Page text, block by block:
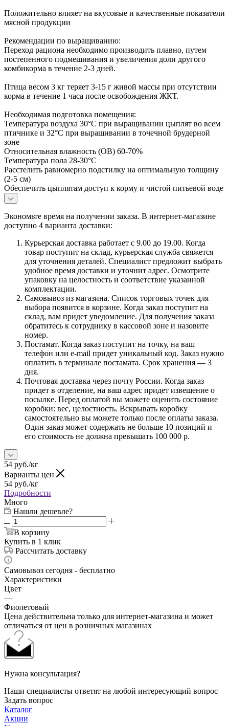
Положительно влияет на вкусовые и качественные показатели
мясной продукции
Рекомендации по выращиванию:
Переход рациона необходимо производить плавно, путем
постепенного подмешивания и увеличения доли другого
комбикорма в течение 2-3 дней.
Птица весом 3 кг теряет 3-15 г живой массы при отсутствии
корма в течение 1 часа после освобождения ЖКТ.
Необходимая подготовка помещения:
Температура воздуха 30°С при выращивании цыплят во всем
птичнике и 32°С при выращивании в точечной брудерной
зоне
Относительная влажность (ОВ) 60-70%
Температура пола 28-30°С
Расстелить равномерно подстилку на оптимальную толщину
(2-5 см)
Обеспечить цыплятам доступ к корму и чистой питьевой воде
Экономьте время на получении заказа. В интернет-магазине
доступно 4 варианта доставки:
Курьерская доставка работает с 9.00 до 19.00. Когда
товар поступит на склад, курьерская служба свяжется
для уточнения деталей. Специалист предложит выбрать
удобное время доставки и уточнит адрес. Осмотрите
упаковку на целостность и соответствие указанной
комплектации.
Самовывоз из магазина. Список торговых точек для
выбора появится в корзине. Когда заказ поступит на
склад, вам придет уведомление. Для получения заказа
обратитесь к сотруднику в кассовой зоне и назовите
номер.
Постамат. Когда заказ поступит на точку, на ваш
телефон или e-mail придет уникальный код. Заказ нужно
оплатить в терминале постамата. Срок хранения — 3
дня.
Почтовая доставка через почту России. Когда заказ
придет в отделение, на ваш адрес придет извещение о
посылке. Перед оплатой вы можете оценить состояние
коробки: вес, целостность. Вскрывать коробку
самостоятельно вы можете только после оплаты заказа.
Один заказ может содержать не больше 10 позиций и
его стоимость не должна превышать 100 000 р.
54 руб./кг
Варианты цен
54 руб./кг
Подробности
Много
Нашли дешевле?
В корзину
Купить в 1 клик
Рассчитать доставку
Самовывоз сегодня - бесплатно
Характеристики
Цвет
—
Фиолетовый
Цена действительна только для интернет-магазина и может
отличаться от цен в розничных магазинах
Нужна консультация?
Наши специалисты ответят на любой интересующий вопрос
Задать вопрос
Каталог
Акции